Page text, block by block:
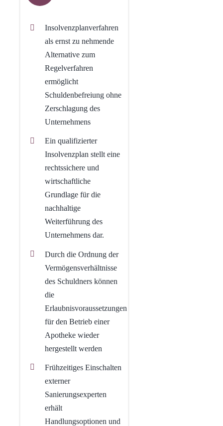
Insolvenzplanverfahren
als ernst zu nehmende
Alternative zum
Regelverfahren
ermöglicht
Schuldenbefreiung ohne
Zerschlagung des
Unternehmens
Ein qualifizierter
Insolvenzplan stellt eine
rechtssichere und
wirtschaftliche
Grundlage für die
nachhaltige
Weiterführung des
Unternehmens dar.
Durch die Ordnung der
Vermögensverhältnisse
des Schuldners können
die
Erlaubnisvoraussetzungen
für den Betrieb einer
Apotheke wieder
hergestellt werden
Frühzeitiges Einschalten
externer
Sanierungsexperten
erhält
Handlungsoptionen und